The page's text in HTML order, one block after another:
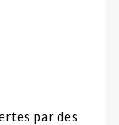
par des